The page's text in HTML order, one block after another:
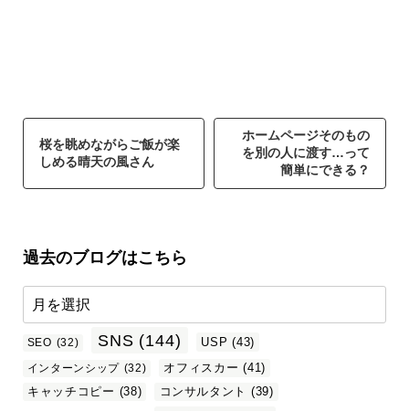
桜を眺めながらご飯が楽
しめる晴天の風さん
ホームページそのもの
を別の人に渡す…って
簡単にできる？
過去のブログはこちら
SEO (32) SNS (144) USP (43)
インターンシップ (32) オフィスカー (41)
キャッチコピー (38) コンサルタント (39)